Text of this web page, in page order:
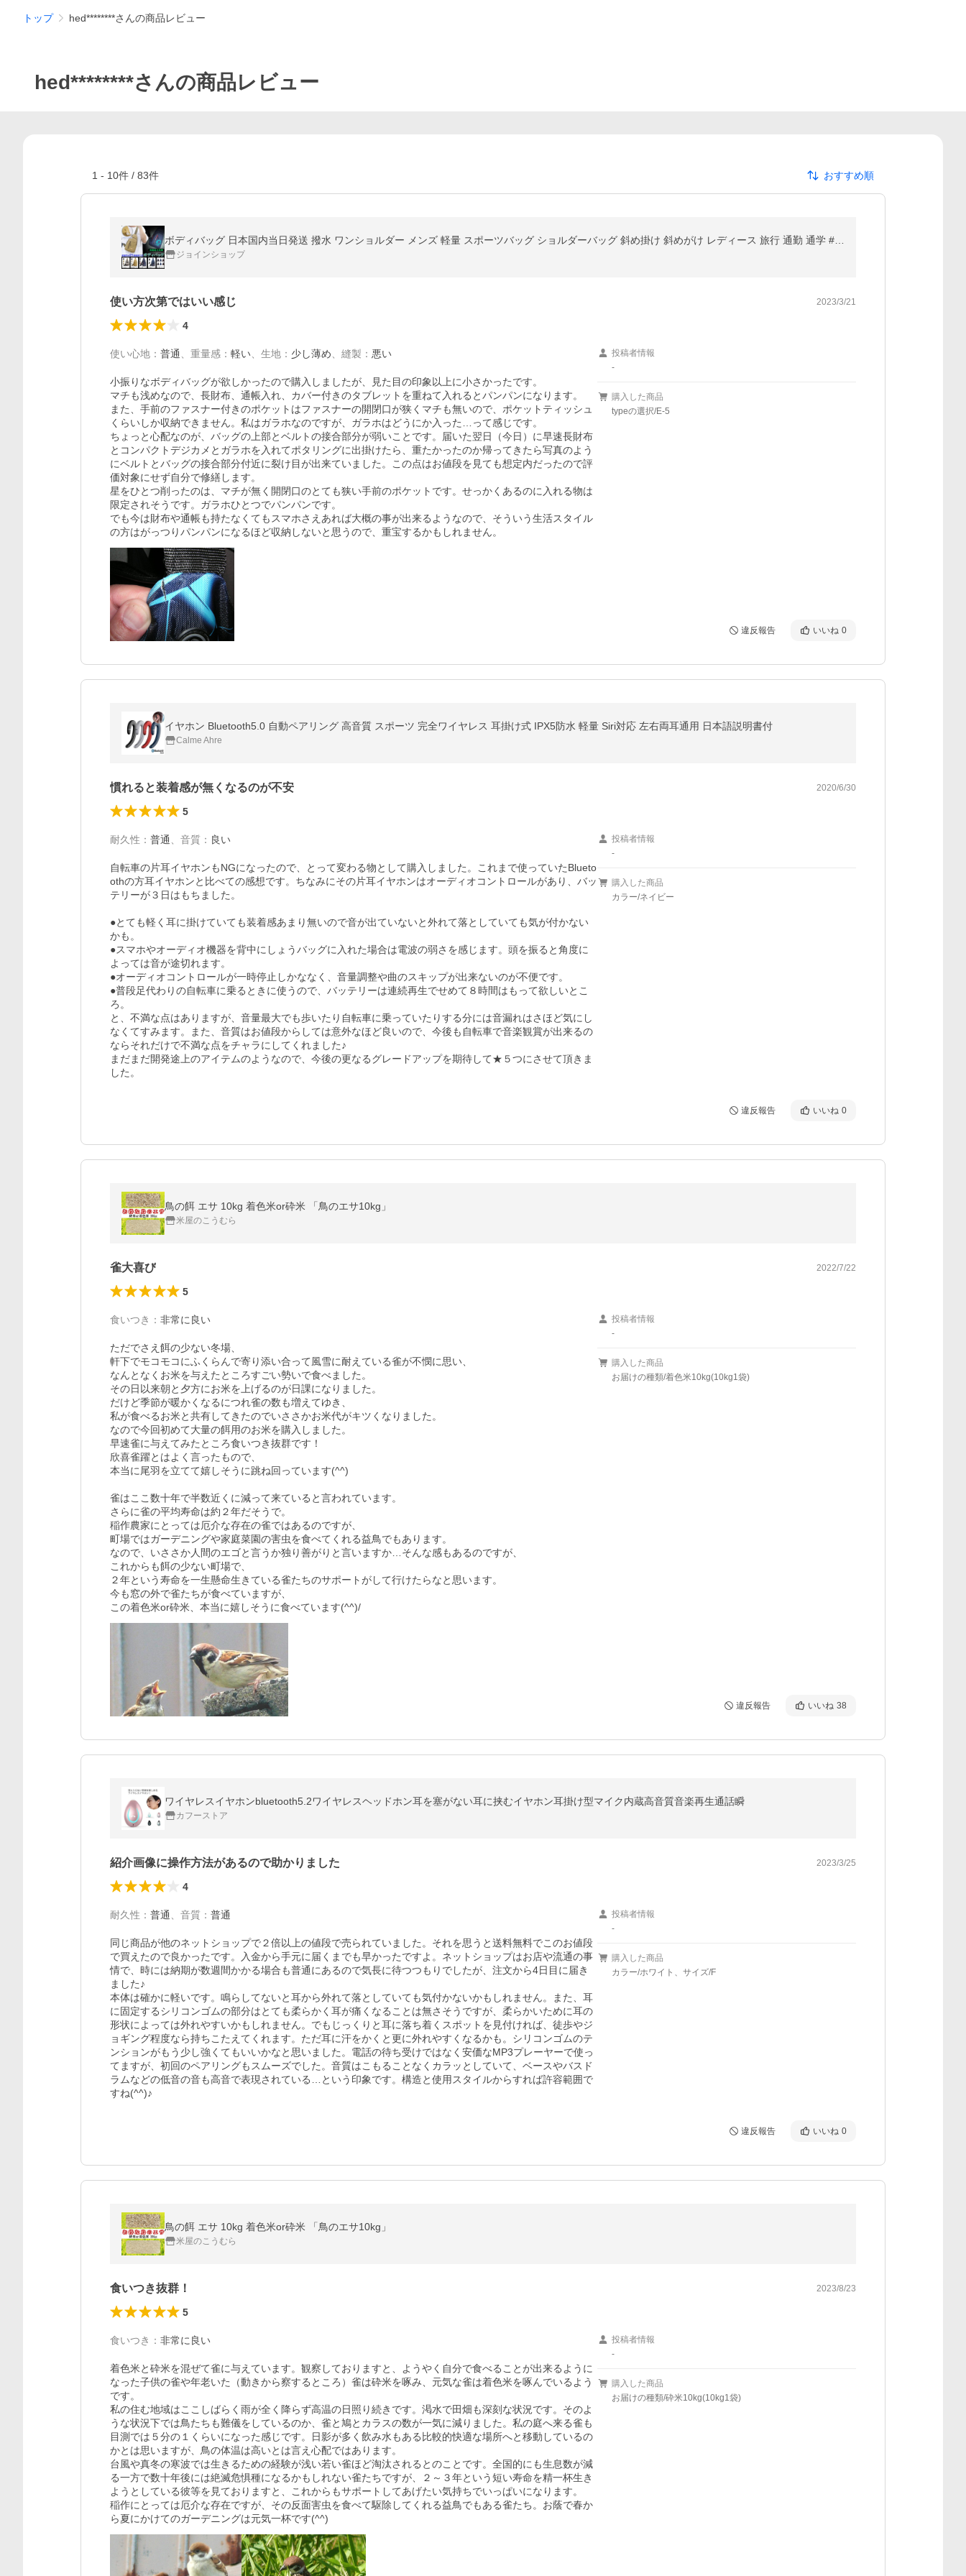
トップ hed********さんの商品レビュー
hed********さんの商品レビュー
1 - 10件 / 83件 おすすめ順
ジョインショップ
使い方次第ではいい感じ 2023/3/21
4
使い心地 ： 普通 重量感 ： 軽い 生地 ： 少し薄め 縫製 ： 悪い
小振りなボディバッグが欲しかったので購入しましたが、見た目の印象以上に小さかったです。
マチも浅めなので、長財布、通帳入れ、カバー付きのタブレットを重ねて入れるとパンパンになります。
また、手前のファスナー付きのポケットはファスナーの開閉口が狭くマチも無いので、ポケットティッシュ
くらいしか収納できません。私はガラホなのですが、ガラホはどうにか入った…って感じです。
ちょっと心配なのが、バッグの上部とベルトの接合部分が弱いことです。届いた翌日（今日）に早速長財布
とコンパクトデジカメとガラホを入れてポタリングに出掛けたら、重たかったのか帰ってきたら写真のよう
にベルトとバッグの接合部分付近に裂け目が出来ていました。この点はお値段を見ても想定内だったので評
価対象にせず自分で修繕します。
星をひとつ削ったのは、マチが無く開閉口のとても狭い手前のポケットです。せっかくあるのに入れる物は
限定されそうです。ガラホひとつでパンパンです。
でも今は財布や通帳も持たなくてもスマホさえあれば大概の事が出来るようなので、そういう生活スタイル
の方はがっつりパンパンになるほど収納しないと思うので、重宝するかもしれません。
投稿者情報
-
購入した商品
typeの選択/E-5
違反報告 いいね 0
イヤホン Bluetooth5.0 自動ペアリング 高音質 スポーツ 完全ワイヤレス 耳掛け式 IPX5防水 軽量 Siri対応 左右両耳通用 日本語説明書付
Calme Ahre
慣れると装着感が無くなるのが不安 2020/6/30
5
耐久性 ： 普通 音質 ： 良い
自転車の片耳イヤホンもNGになったので、とって変わる物として購入しました。これまで使っていたBlueto
othの方耳イヤホンと比べての感想です。ちなみにその片耳イヤホンはオーディオコントロールがあり、バッ
テリーが３日はもちました。
●とても軽く耳に掛けていても装着感あまり無いので音が出ていないと外れて落としていても気が付かない
かも。
●スマホやオーディオ機器を背中にしょうバッグに入れた場合は電波の弱さを感じます。頭を振ると角度に
よっては音が途切れます。
●オーディオコントロールが一時停止しかななく、音量調整や曲のスキップが出来ないのが不便です。
●普段足代わりの自転車に乗るときに使うので、バッテリーは連続再生でせめて８時間はもって欲しいとこ
ろ。
と、不満な点はありますが、音量最大でも歩いたり自転車に乗っていたりする分には音漏れはさほど気にし
なくてすみます。また、音質はお値段からしては意外なほど良いので、今後も自転車で音楽観賞が出来るの
ならそれだけで不満な点をチャラにしてくれました♪
まだまだ開発途上のアイテムのようなので、今後の更なるグレードアップを期待して★５つにさせて頂きま
した。
投稿者情報
-
購入した商品
カラー/ネイビー
違反報告 いいね 0
鳥の餌 エサ 10kg 着色米or砕米 「鳥のエサ10kg」
米屋のこうむら
雀大喜び 2022/7/22
5
食いつき ： 非常に良い
ただでさえ餌の少ない冬場、
軒下でモコモコにふくらんで寄り添い合って風雪に耐えている雀が不憫に思い、
なんとなくお米を与えたところすごい勢いで食べました。
その日以来朝と夕方にお米を上げるのが日課になりました。
だけど季節が暖かくなるにつれ雀の数も増えてゆき、
私が食べるお米と共有してきたのでいささかお米代がキツくなりました。
なので今回初めて大量の餌用のお米を購入しました。
早速雀に与えてみたところ食いつき抜群です！
欣喜雀躍とはよく言ったもので、
本当に尾羽を立てて嬉しそうに跳ね回っています(^^)
雀はここ数十年で半数近くに減って来ていると言われています。
さらに雀の平均寿命は約２年だそうで。
稲作農家にとっては厄介な存在の雀ではあるのですが、
町場ではガーデニングや家庭菜園の害虫を食べてくれる益鳥でもあります。
なので、いささか人間のエゴと言うか独り善がりと言いますか…そんな感もあるのですが、
これからも餌の少ない町場で、
２年という寿命を一生懸命生きている雀たちのサポートがして行けたらなと思います。
今も窓の外で雀たちが食べていますが、
投稿者情報
-
購入した商品
お届けの種類/着色米10kg(10kg1袋)
違反報告 いいね 38
ワイヤレスイヤホンbluetooth5.2ワイヤレスヘッドホン耳を塞がない耳に挟むイヤホン耳掛け型マイク内蔵高音質音楽再生通話瞬
カフーストア
紹介画像に操作方法があるので助かりました 2023/3/25
4
耐久性 ： 普通 音質 ： 普通
同じ商品が他のネットショップで２倍以上の値段で売られていました。それを思うと送料無料でこのお値段
で買えたので良かったです。入金から手元に届くまでも早かったですよ。ネットショップはお店や流通の事
情で、時には納期が数週間かかる場合も普通にあるので気長に待つつもりでしたが、注文から4日目に届き
ました♪
本体は確かに軽いです。鳴らしてないと耳から外れて落としていても気付かないかもしれません。また、耳
に固定するシリコンゴムの部分はとても柔らかく耳が痛くなることは無さそうですが、柔らかいために耳の
形状によっては外れやすいかもしれません。でもじっくりと耳に落ち着くスポットを見付ければ、徒歩やジ
ョギング程度なら持ちこたえてくれます。ただ耳に汗をかくと更に外れやすくなるかも。シリコンゴムのテ
ンションがもう少し強くてもいいかなと思いました。電話の待ち受けではなく安価なMP3プレーヤーで使っ
てますが、初回のペアリングもスムーズでした。音質はこもることなくカラッとしていて、ベースやバスド
ラムなどの低音の音も高音で表現されている…という印象です。構造と使用スタイルからすれば許容範囲で
すね(^^)♪
投稿者情報
-
購入した商品
カラー/ホワイト、サイズ/F
違反報告 いいね 0
鳥の餌 エサ 10kg 着色米or砕米 「鳥のエサ10kg」
米屋のこうむら
食いつき抜群！ 2023/8/23
5
食いつき ： 非常に良い
着色米と砕米を混ぜて雀に与えています。観察しておりますと、ようやく自分で食べることが出来るように
なった子供の雀や年老いた（動きから察するところ）雀は砕米を啄み、元気な雀は着色米を啄んでいるよう
です。
私の住む地域はここしばらく雨が全く降らず高温の日照り続きです。渇水で田畑も深刻な状況です。そのよ
うな状況下では鳥たちも難儀をしているのか、雀と鳩とカラスの数が一気に減りました。私の庭へ来る雀も
目測では５分の１くらいになった感じです。日影が多く飲み水もある比較的快適な場所へと移動しているの
かとは思いますが、鳥の体温は高いとは言え心配ではあります。
台風や真冬の寒波では生きるための経験が浅い若い雀ほど淘汰されるとのことです。全国的にも生息数が減
る一方で数十年後には絶滅危惧種になるかもしれない雀たちですが、２～３年という短い寿命を精一杯生き
ようとしている彼等を見ておりますと、これからもサポートしてあげたい気持ちでいっぱいになります。
稲作にとっては厄介な存在ですが、その反面害虫を食べて駆除してくれる益鳥でもある雀たち。お蔭で春か
投稿者情報
-
購入した商品
お届けの種類/砕米10kg(10kg1袋)